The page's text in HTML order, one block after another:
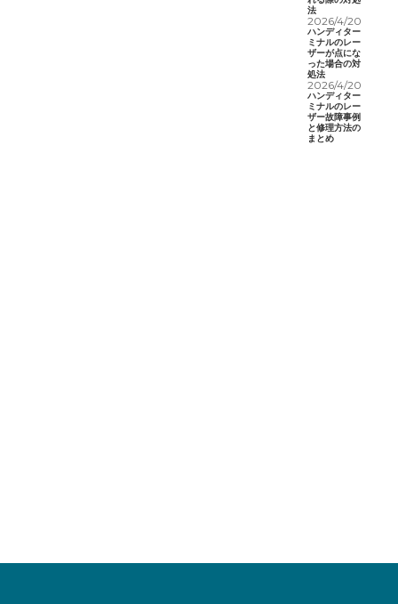
法
2026/4/20
ハンディター
ミナルのレー
ザーが点にな
った場合の対
処法
2026/4/20
ハンディター
ミナルのレー
ザー故障事例
と修理方法の
まとめ